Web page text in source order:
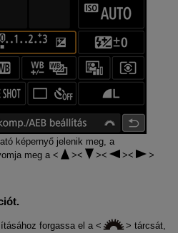
képernyő jelenik meg, a
meg a
forgassa el a
tárcsát,